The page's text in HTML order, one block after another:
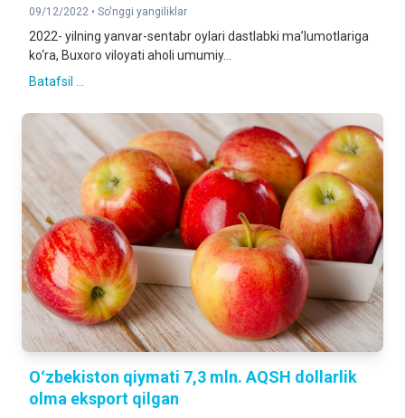
09/12/2022 • So'nggi yangiliklar
2022- yilning yanvar-sentabr oylari dastlabki ma’lumotlariga
ko‘ra, Buxoro viloyati aholi umumiy...
Batafsil ...
Oʻzbekiston qiymati 7,3 mln. AQSH dollarlik
olma eksport qilgan